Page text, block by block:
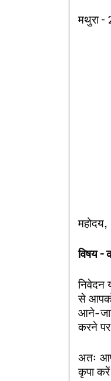
मथुरा
महोदय,
विषय –
निवेदन
से
आने-
करने
अतः
कृपा